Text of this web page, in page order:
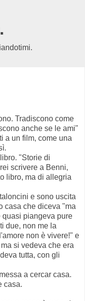
Tradiscono come
anche se le ami"
a un film, come una
"Storie di
scrivere a Benni,
libro, ma di allegria
e sono uscita
casa che diceva "ma
quasi piangeva pure
due, non me la
non è vivere!" e
si vedeva che era
tutta, con gli
a cercar casa.
casa.